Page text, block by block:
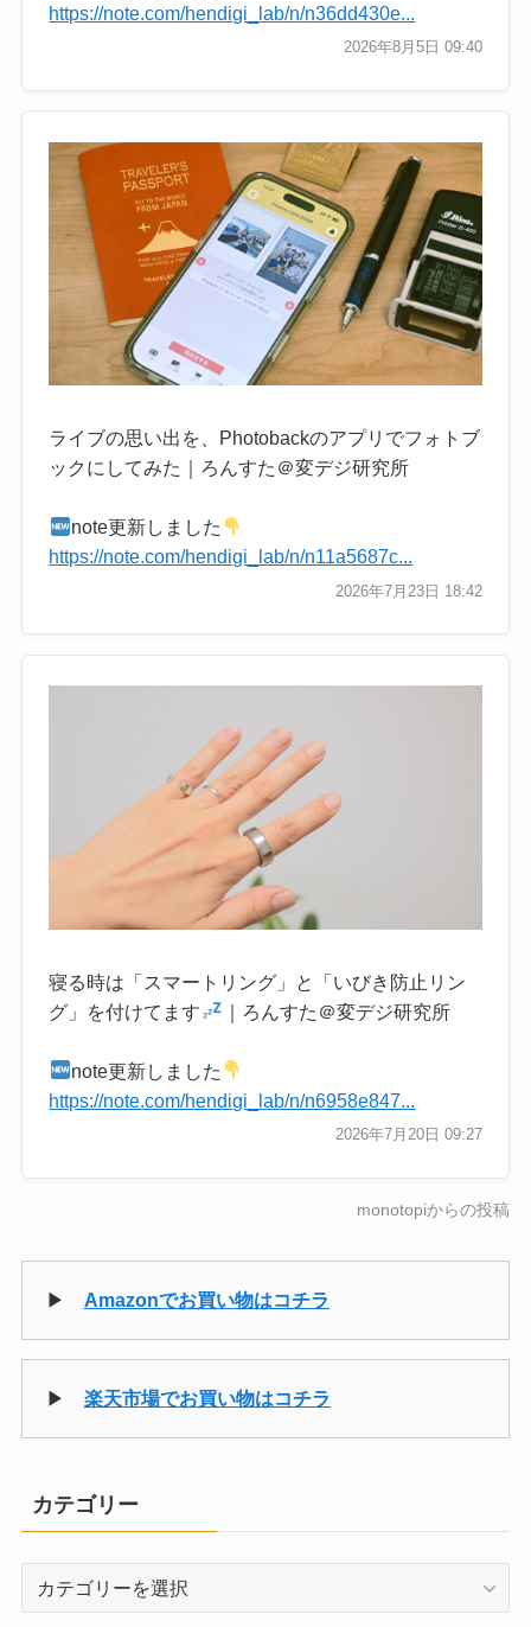
https://note.com/hendigi_lab/n/n36dd430e...
2026年8月5日 09:40
ライブの思い出を、Photobackのアプリでフォトブ
ックにしてみた｜ろんすた＠変デジ研究所
note更新しました
https://note.com/hendigi_lab/n/n11a5687c...
2026年7月23日 18:42
寝る時は「スマートリング」と「いびき防止リン
グ」を付けてます
｜ろんすた＠変デジ研究所
note更新しました
https://note.com/hendigi_lab/n/n6958e847...
2026年7月20日 09:27
monotopiからの投稿
▶ Amazonでお買い物はコチラ
▶ 楽天市場でお買い物はコチラ
カテゴリー